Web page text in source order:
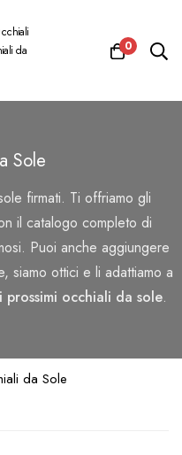
0
Sole
firmati. Ti offriamo gli
il catalogo completo di
Puoi anche aggiungere
siamo ottici e li adattiamo a
prossimi occhiali da sole.
da Sole